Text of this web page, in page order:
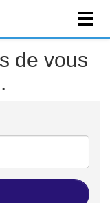
de vous